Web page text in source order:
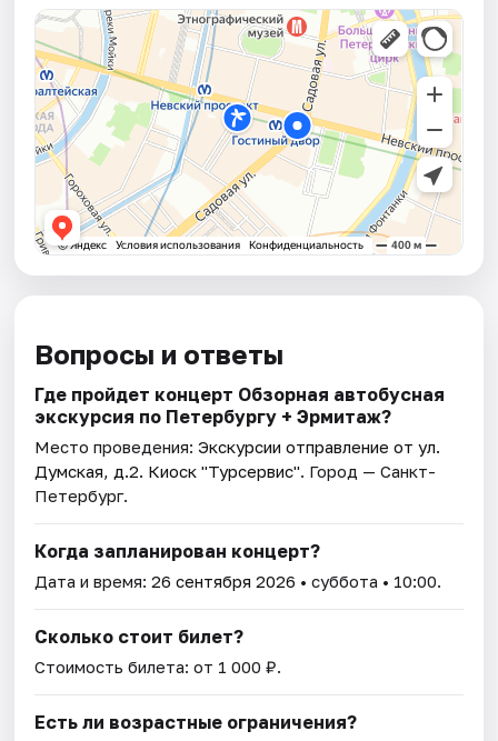
Вопросы и ответы
Где пройдет концерт Обзорная автобусная
экскурсия по Петербургу + Эрмитаж?
Место проведения:Экскурсии отправление от ул.
Думская, д.2. Киоск "Турсервис". Город — Санкт-
Петербург.
Когда запланирован концерт?
Дата и время:26 сентября 2026 • суббота • 10:00.
Сколько стоит билет?
Стоимость билета: от 1 000 ₽.
Есть ли возрастные ограничения?